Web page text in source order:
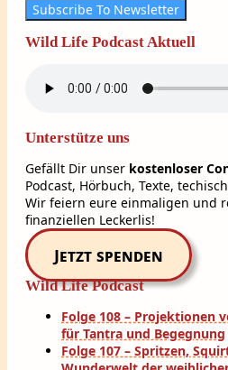
Subscribe To Newsletter
Wild Life Podcast Aktuell
Unterstütze uns
Gefällt Dir unser kostenloser
Podcast, Hörbuch, Texte,
Wir feiern eure einmaligen und
finanziellen Leckerlis!
Jetzt spenden
Wild Life Podcast
Folge 108 – Projektionen
für Tantra und Begegnung
Folge 107 – Spritzen,